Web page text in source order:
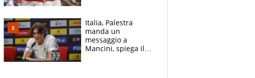
tabellone
Italia, Palestra
manda un
messaggio a
Mancini, spiega il